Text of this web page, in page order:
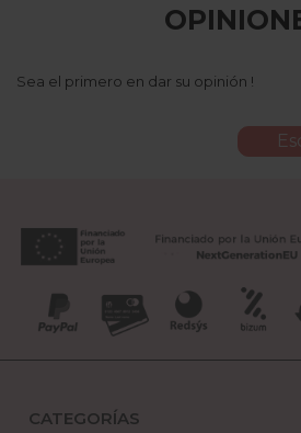
Sea el primero en dar su opinión !
CATEGORÍAS